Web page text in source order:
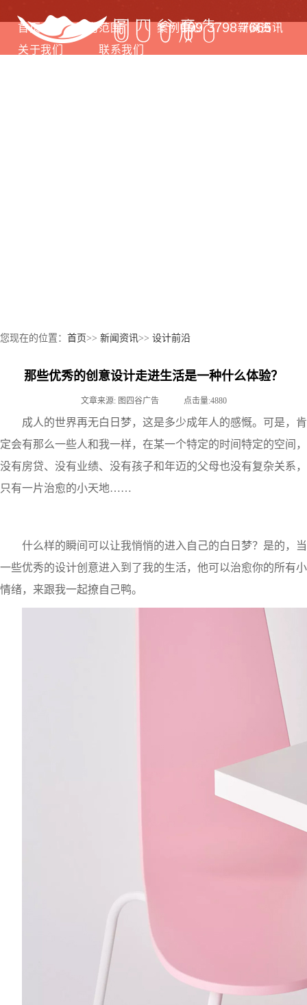
首页 服务范围 案例中心
新闻资讯
关于我们
联系我们
199 3798 7665
您现在的位置： 首页>> 新闻资讯>> 设计前沿
那些优秀的创意设计走进生活是一种什么体验？
文章来源: 图四谷广告 点击量:4880
成人的世界再无白日梦，这是多少成年人的感慨。可是，肯
定会有那么一些人和我一样，在某一个特定的时间特定的空间，
没有房贷、没有业绩、没有孩子和年迈的父母也没有复杂关系，
只有一片治愈的小天地……
什么样的瞬间可以让我悄悄的进入自己的白日梦？是的，当
一些优秀的设计创意进入到了我的生活，他可以治愈你的所有小
情绪，来跟我一起撩自己鸭。